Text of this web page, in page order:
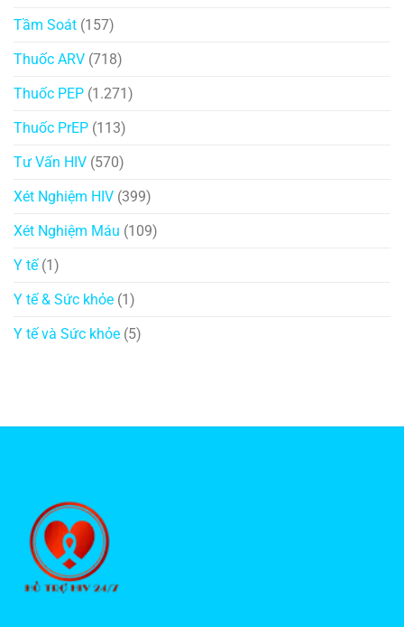
Tầm Soát (157)
Thuốc ARV (718)
Thuốc PEP (1.271)
Thuốc PrEP (113)
Tư Vấn HIV (570)
Xét Nghiệm HIV (399)
Xét Nghiệm Máu (109)
Y tế(1)
Y tế & Sức khỏe (1)
Y tế và Sức khỏe (5)